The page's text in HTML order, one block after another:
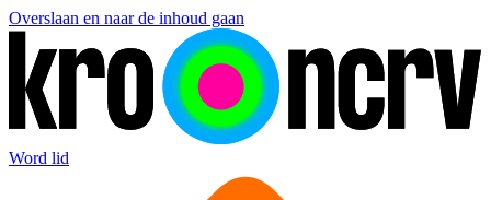
Overslaan en naar de inhoud gaan
Word lid